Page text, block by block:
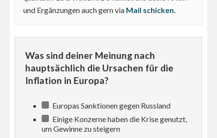
und Ergänzungen auch gern via Mail schicken.
Was sind deiner Meinung nach
hauptsächlich die Ursachen für die
Inflation in Europa?
Europas Sanktionen gegen Russland
Einige Konzerne haben die Krise genutzt,
um Gewinne zu steigern